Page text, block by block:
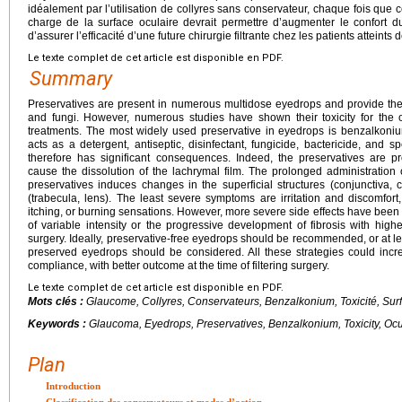
idéalement par l’utilisation de collyres sans conservateur, chaque fois que
charge de la surface oculaire devrait permettre d’augmenter le confort
d’assurer l’efficacité d’une future chirurgie filtrante chez les patients atteints
Le texte complet de cet article est disponible en PDF.
Summary
Preservatives are present in numerous multidose eyedrops and provide
and fungi. However, numerous studies have shown their toxicity for the
treatments. The most widely used preservative in eyedrops is
acts as a detergent, antiseptic, disinfectant, fungicide, bactericide, and
therefore has significant consequences. Indeed, the preservatives are
cause the dissolution of the lachrymal film. The prolonged
preservatives induces changes in the superficial structures
(trabecula, lens). The least severe symptoms are irritation and
itching, or burning sensations. However, more severe side effects have
of variable intensity or the progressive development of fibrosis with
surgery. Ideally, preservative-free eyedrops should be recommended, or at
preserved eyedrops should be considered. All these strategies could
compliance, with better outcome at the time of filtering surgery.
Le texte complet de cet article est disponible en PDF.
Mots clés : Glaucome, Collyres, Conservateurs, Benzalkonium, Toxicité,
Keywords : Glaucoma, Eyedrops, Preservatives, Benzalkonium, Toxicity,
Plan
Introduction